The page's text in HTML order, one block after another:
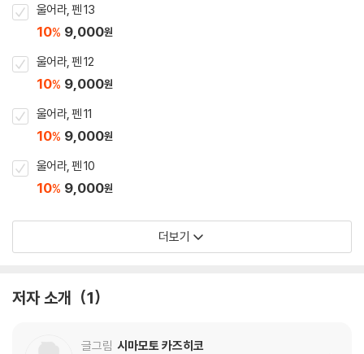
울어라, 펜 13
10% 9,000원
울어라, 펜 12
10% 9,000원
울어라, 펜 11
10% 9,000원
울어라, 펜 10
10% 9,000원
더보기
저자 소개 1
글그림 시마모토 카즈히코